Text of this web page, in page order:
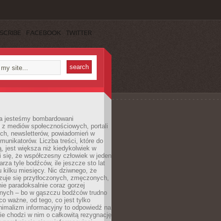
FACEBOOK TWITTER
jesteśmy bombardowani
mediów społecznościowych, portali
newsletterów, powiadomień w
Liczba treści, które do
jest większa niż kiedykolwiek w
się, że współczesny człowiek w jeden
tyle bodźców, ile jeszcze sto lat
kilku miesięcy. Nic dziwnego, że
się przytłoczonych, zmęczonych,
paradoksalnie coraz gorzej
– bo w gąszczu bodźców trudno
ważne, od tego, co jest tylko
informacyjny to odpowiedź na
chodzi w nim o całkowitą rezygnację